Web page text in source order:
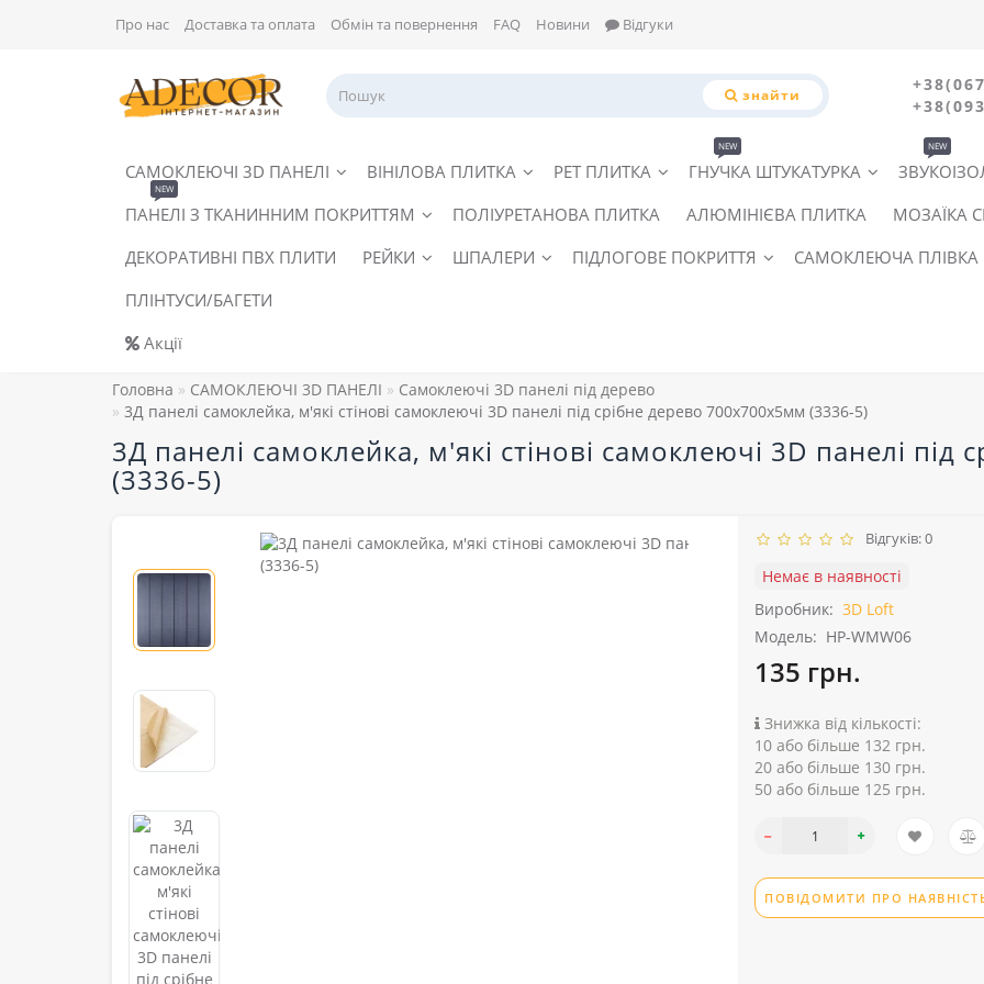
Про нас Доставка та оплата Обмін та повернення FAQ Новини Відгуки
знайти
САМОКЛЕЮЧІ 3D ПАНЕЛІ ВІНІЛОВА ПЛИТКА PET ПЛИТКА ГНУЧКА ШТУКАТУРКА
NEW NEW
ПАНЕЛІ З ТКАНИННИМ ПОКРИТТЯМ
NEW
ПОЛІУРЕТАНОВА ПЛИТКА АЛЮМІНІЄВА ПЛИТКА
МОЗАЇКА
ДЕКОРАТИВНІ ПВХ ПЛИТИ
РЕЙКИ ШПАЛЕРИ ПІДЛОГОВЕ ПОКРИТТЯ
САМОКЛЕЮЧА ПЛІВКА
ПЛІНТУСИ/БАГЕТИ
Акції
Головна САМОКЛЕЮЧІ 3D ПАНЕЛІ
Самоклеючі 3D панелі під дерево
3Д панелі самоклейка, м'які стінові самоклеючі 3D панелі під срібне дерево 700x700x5мм (3336-5)
3Д панелі самоклейка, м'які стінові самоклеючі 3D панелі
(3336-5)
Відгуків: 0
Немає в наявності
Виробник: 3D Loft
Модель: HP-WMW06
135 грн.
Знижка від кількості:
10 або більше 132 грн.
20 або більше 130 грн.
50 або більше 125 грн.
ПОВІДОМИТИ ПРО